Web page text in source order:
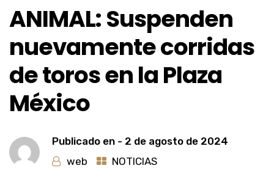
ANIMAL: Suspenden
nuevamente corridas
de toros en la Plaza
México
Publicado en - 2 de agosto de 2024
web
NOTICIAS